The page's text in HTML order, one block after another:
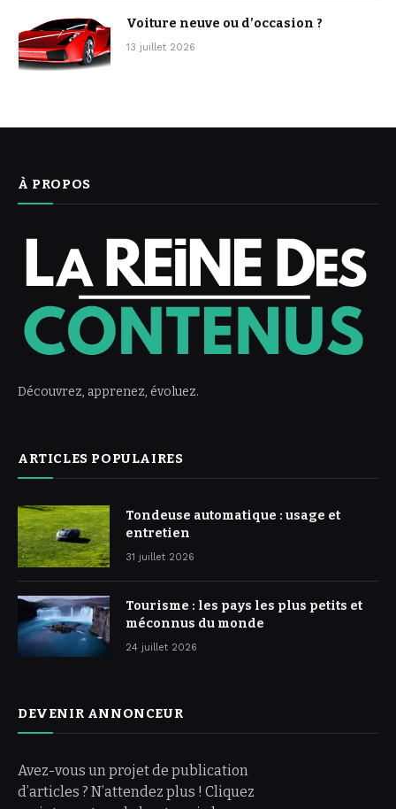
Voiture neuve ou d’occasion ?
13 juillet 2026
À PROPOS
Découvrez, apprenez, évoluez.
ARTICLES POPULAIRES
Tondeuse automatique : usage et
entretien
31 juillet 2026
Tourisme : les pays les plus petits et
méconnus du monde
24 juillet 2026
DEVENIR ANNONCEUR
Avez-vous un projet de publication
d’articles ? N’attendez plus ! Cliquez